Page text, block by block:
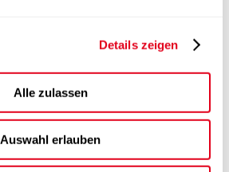
Details zeigen
Alle zulassen
Auswahl erlauben